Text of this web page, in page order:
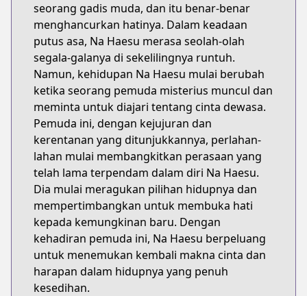
seorang gadis muda, dan itu benar-benar
menghancurkan hatinya. Dalam keadaan
putus asa, Na Haesu merasa seolah-olah
segala-galanya di sekelilingnya runtuh.
Namun, kehidupan Na Haesu mulai berubah
ketika seorang pemuda misterius muncul dan
meminta untuk diajari tentang cinta dewasa.
Pemuda ini, dengan kejujuran dan
kerentanan yang ditunjukkannya, perlahan-
lahan mulai membangkitkan perasaan yang
telah lama terpendam dalam diri Na Haesu.
Dia mulai meragukan pilihan hidupnya dan
mempertimbangkan untuk membuka hati
kepada kemungkinan baru. Dengan
kehadiran pemuda ini, Na Haesu berpeluang
untuk menemukan kembali makna cinta dan
harapan dalam hidupnya yang penuh
kesedihan.